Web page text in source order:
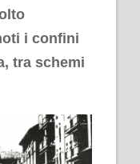
i confini
tra schemi